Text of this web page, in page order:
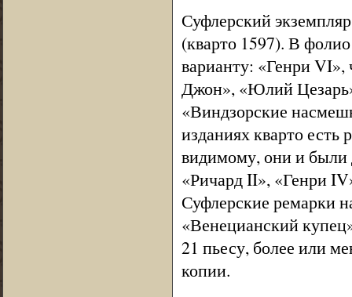
Суфлерский
(кварто 1597). В
варианту: «Генри
Джон», «Юлий
«Виндзорские
изданиях кварто
видимому, они и были
«Ричард II», «Генри
Суфлерские ремарки
«Венецианский
21 пьесу, более или
копии.